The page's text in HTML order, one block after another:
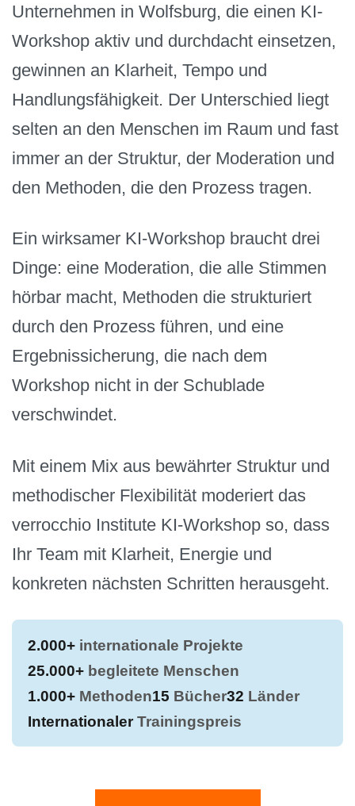
Unternehmen in Wolfsburg, die einen KI-
Workshop aktiv und durchdacht einsetzen,
gewinnen an Klarheit, Tempo und
Handlungsfähigkeit. Der Unterschied liegt
selten an den Menschen im Raum und fast
immer an der Struktur, der Moderation und
den Methoden, die den Prozess tragen.
Ein wirksamer KI-Workshop braucht drei
Dinge: eine Moderation, die alle Stimmen
hörbar macht, Methoden die strukturiert
durch den Prozess führen, und eine
Ergebnissicherung, die nach dem
Workshop nicht in der Schublade
verschwindet.
Mit einem Mix aus bewährter Struktur und
methodischer Flexibilität moderiert das
verrocchio Institute KI-Workshop so, dass
Ihr Team mit Klarheit, Energie und
konkreten nächsten Schritten herausgeht.
2.000+ internationale Projekte
25.000+ begleitete Menschen
1.000+ Methoden15 Bücher32 Länder
InternationalerTrainingspreis